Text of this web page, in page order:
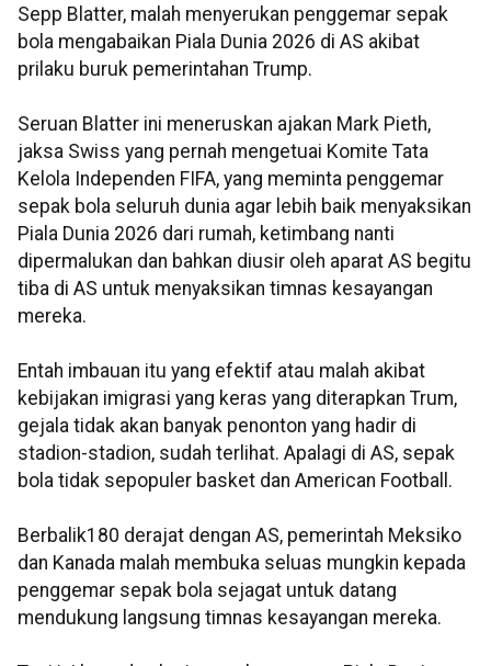
Sepp Blatter, malah menyerukan penggemar sepak
bola mengabaikan Piala Dunia 2026 di AS akibat
prilaku buruk pemerintahan Trump.
Seruan Blatter ini meneruskan ajakan Mark Pieth,
jaksa Swiss yang pernah mengetuai Komite Tata
Kelola Independen FIFA, yang meminta penggemar
sepak bola seluruh dunia agar lebih baik menyaksikan
Piala Dunia 2026 dari rumah, ketimbang nanti
dipermalukan dan bahkan diusir oleh aparat AS begitu
tiba di AS untuk menyaksikan timnas kesayangan
mereka.
Entah imbauan itu yang efektif atau malah akibat
kebijakan imigrasi yang keras yang diterapkan Trum,
gejala tidak akan banyak penonton yang hadir di
stadion-stadion, sudah terlihat. Apalagi di AS, sepak
bola tidak sepopuler basket dan American Football.
Berbalik180 derajat dengan AS, pemerintah Meksiko
dan Kanada malah membuka seluas mungkin kepada
penggemar sepak bola sejagat untuk datang
mendukung langsung timnas kesayangan mereka.